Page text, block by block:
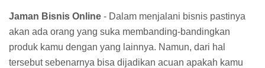
Jaman Bisnis Online - Dalam menjalani bisnis pastinya
akan ada orang yang suka membanding-bandingkan
produk kamu dengan yang lainnya. Namun, dari hal
tersebut sebenarnya bisa dijadikan acuan apakah kamu